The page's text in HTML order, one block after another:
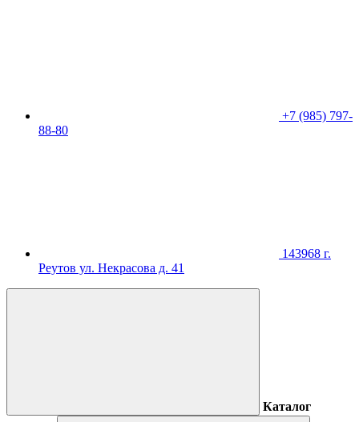
+7 (985) 797-
88-80
143968 г.
Реутов ул. Некрасова д. 41
Каталог